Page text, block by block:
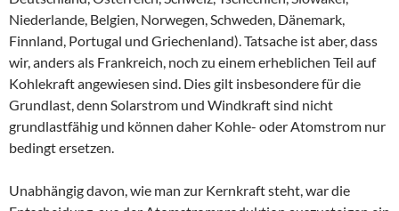
Niederlande, Belgien, Norwegen, Schweden, Dänemark,
Finnland, Portugal und Griechenland). Tatsache ist aber, dass
wir, anders als Frankreich, noch zu einem erheblichen Teil auf
Kohlekraft angewiesen sind. Dies gilt insbesondere für die
Grundlast, denn Solarstrom und Windkraft sind nicht
grundlastfähig und können daher Kohle- oder Atomstrom nur
bedingt ersetzen.
Unabhängig davon, wie man zur Kernkraft steht, war die